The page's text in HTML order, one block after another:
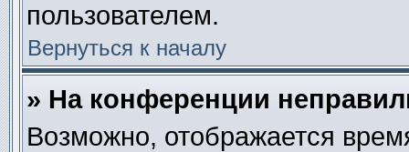
пользователем.
Вернуться к началу
» На конференции
Возможно, отображается